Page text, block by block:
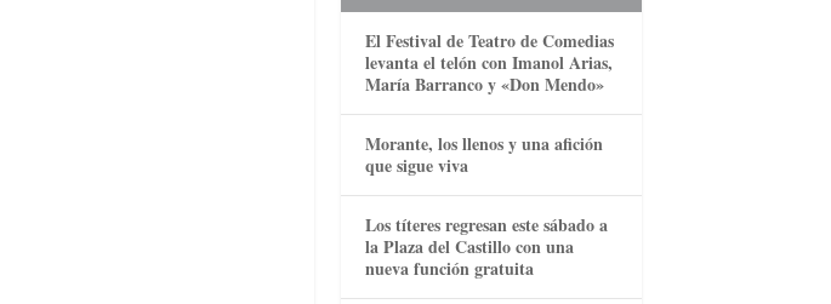
El Festival de Teatro de Comedias
levanta el telón con Imanol Arias,
María Barranco y «Don Mendo»
Morante, los llenos y una afición
que sigue viva
Los títeres regresan este sábado a
la Plaza del Castillo con una
nueva función gratuita